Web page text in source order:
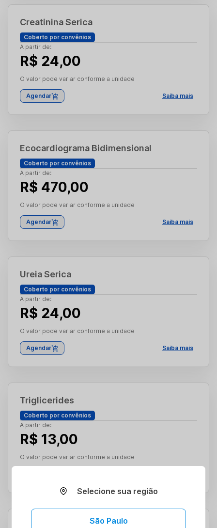
Creatinina Serica
Coberto por convênios
A partir de:
R$ 24,00
O valor pode variar conforme a unidade
Agendar Saiba mais
Ecocardiograma Bidimensional
Coberto por convênios
A partir de:
R$ 470,00
O valor pode variar conforme a unidade
Agendar Saiba mais
Ureia Serica
Coberto por convênios
A partir de:
R$ 24,00
O valor pode variar conforme a unidade
Agendar Saiba mais
Triglicerides
Coberto por convênios
A partir de:
R$ 13,00
O valor pode variar conforme a unidade
Selecione sua região
São Paulo